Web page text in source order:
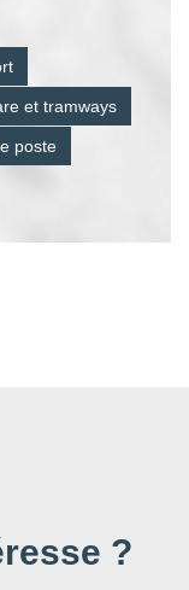
et tramways
poste
?